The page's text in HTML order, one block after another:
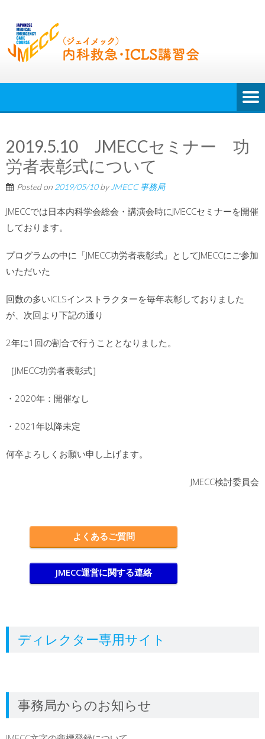
2019.5.10 JMECCセミナー 功
労者表彰式について
Posted on 2019/05/10by JMECC 事務局
JMECCでは日本内科学会総会・講演会時にJMECCセミナーを開催
しております。
プログラムの中に「JMECC功労者表彰式」としてJMECCにご参加
いただいた
回数の多いICLSインストラクターを毎年表彰しておりました
が、次回より下記の通り
2年に1回の割合で行うこととなりました。
［JMECC功労者表彰式］
・2020年：開催なし
・2021年以降未定
何卒よろしくお願い申し上げます。
JMECC検討委員会
よくあるご質問
JMECC運営に関する連絡
ディレクター専用サイト
事務局からのお知らせ